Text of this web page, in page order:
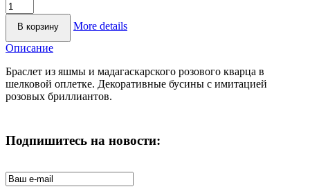
More details
Описание
Браслет из яшмы и мадагаскарского розового кварца в
шелковой оплетке. Декоративные бусины с имитацией
розовых бриллиантов.
Подпишитесь на новости: